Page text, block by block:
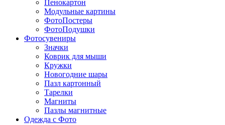
Пенокартон
Модульные картины
ФотоПостеры
ФотоПодушки
Фотоcувениры
Значки
Коврик для мыши
Кружки
Новогодние шары
Пазл картонный
Тарелки
Магниты
Пазлы магнитные
Одежда с Фото